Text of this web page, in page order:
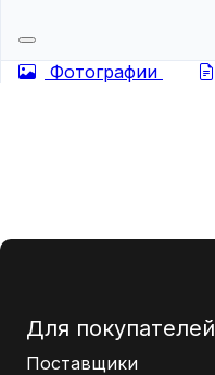
Фотографии
Для покупателей
Поставщики